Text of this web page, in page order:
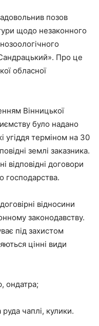
позов
щодо незаконного
Про це
обласної
Вінницької
було надано
угіддя терміном на 30
землі заказника.
відповідні договори
господарства.
відносини
законодавству.
під захистом
цінні види
ондатра;
чаплі, кулики.